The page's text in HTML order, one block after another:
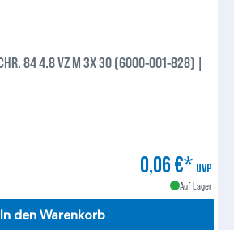
0,06 €* UVP
Auf Lager
In den Warenkorb